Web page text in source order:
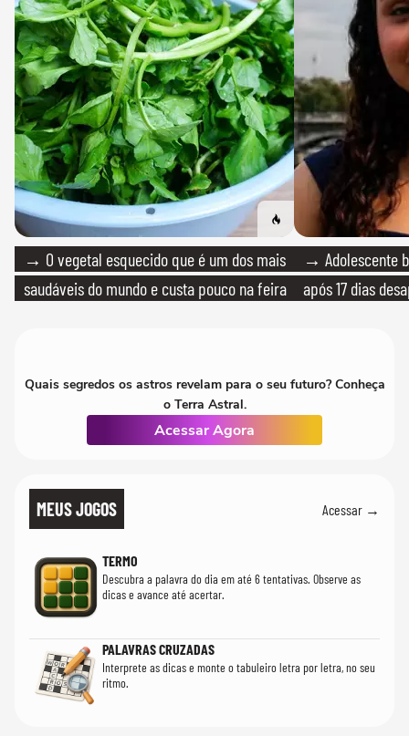
→ O vegetal esquecido que é um dos mais
saudáveis do mundo e custa pouco na feira
→ Adolescente
após 17 dias
Quais segredos os astros revelam para o seu futuro? Conheça
o Terra Astral.
Acessar Agora
MEUS JOGOS Acessar →
TERMO
Descubra a palavra do dia em até 6 tentativas. Observe as
dicas e avance até acertar.
PALAVRAS CRUZADAS
Interprete as dicas e monte o tabuleiro letra por letra, no seu
ritmo.